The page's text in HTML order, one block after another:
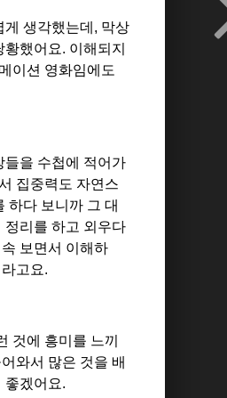
생각했는데 , 막상
황했어요. 이해되지
이션 영화임에도
들을 수첩에 적어가
집중력도 자연스
하다 보니까 그 대
정리를 하고 외우다
보면서 이해하
고요.
것에 흥미를 느끼
와서 많은 것을 배
좋겠어요.